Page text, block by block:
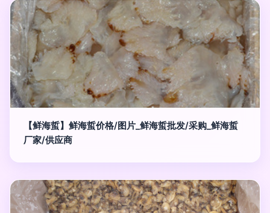
【鲜海蜇】鲜海蜇价格/图片_鲜海蜇批发/采购_鲜海蜇
厂家/供应商